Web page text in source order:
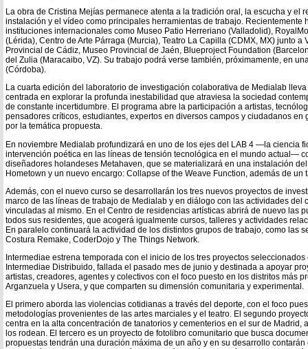
La obra de Cristina Mejías permanece atenta a la tradición oral, la escucha y el
instalación y el vídeo como principales herramientas de trabajo. Recientemente
instituciones internacionales como Museo Patio Herreriano (Valladolid),
(Lérida), Centro de Arte Párraga (Murcia), Teatro La Capilla (CDMX, MX) junto a
Provincial de Cádiz, Museo Provincial de Jaén, Blueproject Foundation
del Zulia (Maracaibo, VZ). Su trabajo podrá verse también, próximamente, en
(Córdoba).
La cuarta edición del laboratorio de investigación colaborativa de Medialab
centrada en explorar la profunda inestabilidad que atraviesa la sociedad
de constante incertidumbre. El programa abre la participación a artistas,
pensadores críticos, estudiantes, expertos en diversos campos y ciudadanos
por la temática propuesta.
En noviembre Medialab profundizará en uno de los ejes del LAB 4 —la ciencia
intervención poética en las líneas de tensión tecnológica en el mundo actual—
diseñadores holandeses Metahaven, que se materializará en una instalación
Hometown y un nuevo encargo: Collapse of the Weave Function, además de un
Además, con el nuevo curso se desarrollarán los tres nuevos proyectos de
marco de las líneas de trabajo de Medialab y en diálogo con las actividades del
vinculadas al mismo. En el Centro de residencias artísticas abrirá de nuevo las
todos sus residentes, que acogerá igualmente cursos, talleres y actividades
En paralelo continuará la actividad de los distintos grupos de trabajo, como las
Costura Remake, CoderDojo y The Things Network.
Intermediae estrena temporada con el inicio de los tres proyectos
Intermediae Distribuido, fallada el pasado mes de junio y destinada a apoyar
artistas, creadores, agentes y colectivos con el foco puesto en los distritos más
Arganzuela y Usera, y que comparten su dimensión comunitaria y experimental.
El primero aborda las violencias cotidianas a través del deporte, con el foco
metodologías provenientes de las artes marciales y el teatro. El segundo
centra en la alta concentración de tanatorios y cementerios en el sur de Madrid,
los rodean. El tercero es un proyecto de fotolibro comunitario que busca
propuestas tendrán una duración máxima de un año y en su desarrollo